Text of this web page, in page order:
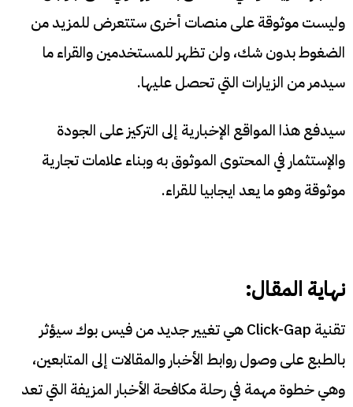
وليست موثوقة على منصات أخرى ستتعرض للمزيد من
الضغوط بدون شك، ولن تظهر للمستخدمين والقراء ما
سيدمر من الزيارات التي تحصل عليها.
سيدفع هذا المواقع الإخبارية إلى التركيز على الجودة
والإستثمار في المحتوى الموثوق به وبناء علامات تجارية
موثوقة وهو ما يعد ايجابيا للقراء.
نهاية المقال:
تقنية Click-Gap هي تغيير جديد من فيس بوك سيؤثر
بالطبع على وصول روابط الأخبار والمقالات إلى المتابعين،
وهي خطوة مهمة في رحلة مكافحة الأخبار المزيفة التي تعد